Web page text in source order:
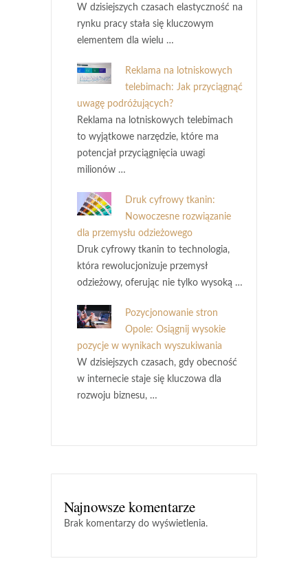
W dzisiejszych czasach elastyczność na
rynku pracy stała się kluczowym
elementem dla wielu …
Reklama na lotniskowych
telebimach: Jak przyciągnąć
uwagę podróżujących?
Reklama na lotniskowych telebimach
to wyjątkowe narzędzie, które ma
potencjał przyciągnięcia uwagi
milionów …
Druk cyfrowy tkanin:
Nowoczesne rozwiązanie
dla przemysłu odzieżowego
Druk cyfrowy tkanin to technologia,
która rewolucjonizuje przemysł
odzieżowy, oferując nie tylko wysoką …
Pozycjonowanie stron
Opole: Osiągnij wysokie
pozycje w wynikach wyszukiwania
W dzisiejszych czasach, gdy obecność
w internecie staje się kluczowa dla
rozwoju biznesu, …
Najnowsze komentarze
Brak komentarzy do wyświetlenia.